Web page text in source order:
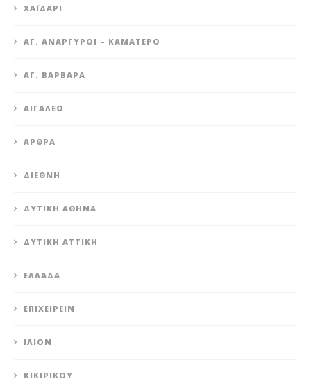
XΑΪΔΆΡΙ
ΆΓ. ΑΝΆΡΓΥΡΟΙ – KΑΜΑΤΕΡΌ
ΑΓ. ΒΑΡΒΆΡΑ
ΑΙΓΆΛΕΩ
ΆΡΘΡΑ
ΔΙΕΘΝΉ
ΔΥΤΙΚΉ ΑΘΉΝΑ
ΔΥΤΙΚΉ ΑΤΤΙΚΉ
ΕΛΛΆΔΑ
ΕΠΙΧΕΙΡΕΊΝ
ΊΛΙΟΝ
ΚΙΚΙΡΙΚΟΥ